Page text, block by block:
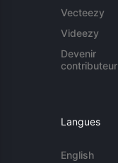
Vecteezy
Videezy
Devenir
contributeur
Langues
English